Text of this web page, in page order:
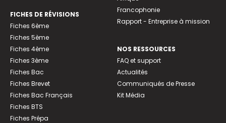
FICHES DE RÉVISIONS
Fiches 6ème
Fiches 5ème
Fiches 4ème
Fiches 3ème
Fiches Bac
Fiches Brevet
Fiches Bac Français
Fiches BTS
Fiches Prépa
Francophonie
Rapport - Entreprise à mission
NOS RESSOURCES
FAQ et support
Actualités
Communiqués de Presse
Kit Média